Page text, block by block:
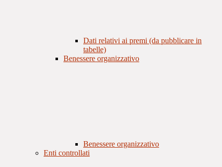
Dati relativi ai premi (da pubblicare in
tabelle)
Benessere organizzativo
Benessere organizzativo
Enti controllati